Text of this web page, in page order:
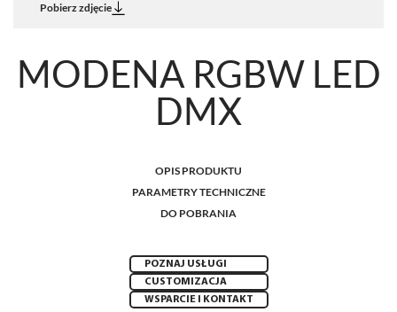
Pobierz zdjęcie
MODENA RGBW LED
DMX
OPIS PRODUKTU
PARAMETRY TECHNICZNE
DO POBRANIA
POZNAJ USŁUGI
CUSTOMIZACJA
WSPARCIE I KONTAKT